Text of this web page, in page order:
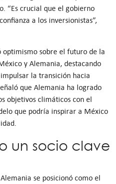
“Es crucial que el gobierno
a los inversionistas”,
optimismo sobre el futuro de la
y Alemania, destacando
la transición hacia
que Alemania ha logrado
objetivos climáticos con el
que podría inspirar a México
un socio clave
se posicionó como el